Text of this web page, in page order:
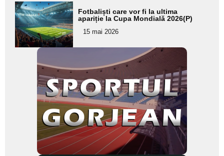
Adaugă
aici textul
pentru
subtitlu
Fotbaliști care vor fi la ultima
apariție la Cupa Mondială 2026(P)
15 mai 2026